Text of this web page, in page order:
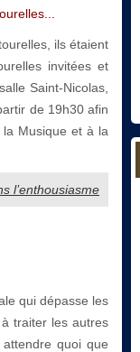
ils étaient
invitées et
Saint-Nicolas,
de 19h30 afin
Musique et à la
l’enthousiasme
qui dépasse les
traiter les autres
quoi que